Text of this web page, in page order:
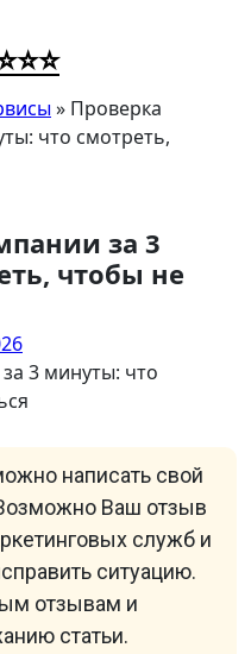
» Проверка
что смотреть,
за 3
чтобы не
написать свой
Ваш отзыв
служб и
ситуацию.
отзывам и
статьи.